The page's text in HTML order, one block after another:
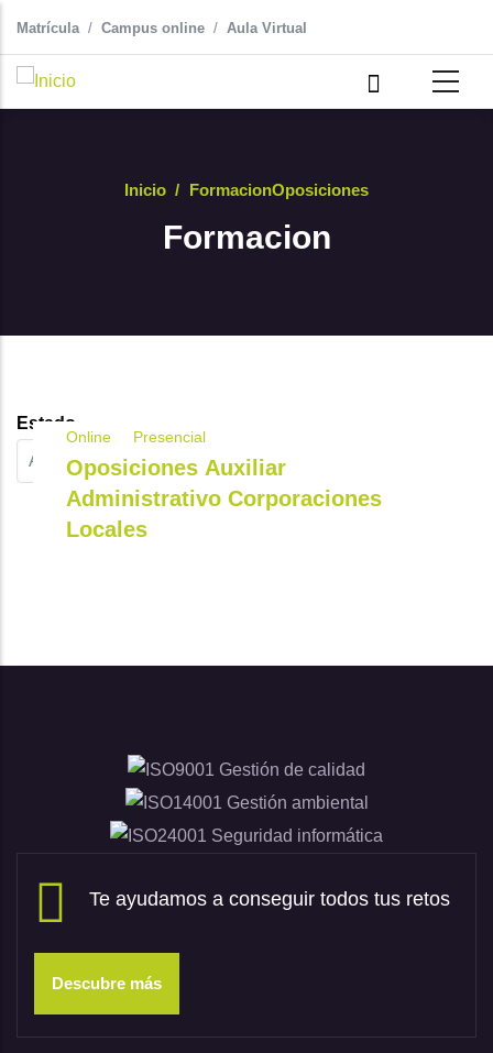
Matrícula Campus online Aula Virtual
Inicio / FormacionOposiciones
Formacion
Estado
Online Presencial
Oposiciones Auxiliar
Administrativo Corporaciones
Locales
Te ayudamos a conseguir todos tus retos
Descubre más